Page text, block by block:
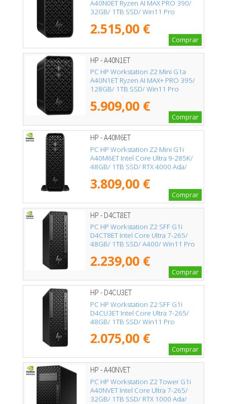
A40N0ET Ryzen AI MAX PRO 390/
32GB/ 1TB SSD/ Win11 Pro
2.515,00 €
Comprar
HP - A40N1ET
PC HP Workstation Z2 Mini G1a
A40N1ET Ryzen AI MAX+ PRO 395/
128GB/ 1TB SSD/ Win11 Pro
5.909,00 €
Comprar
HP - A40M6ET
PC HP Workstation Z2 Mini G1i
A40M6ET Intel Core Ultra 9-285K/
48GB/ 1TB SSD/ RTX 4000 Ada/
3.809,00 €
Comprar
HP - D4CT8ET
PC HP Workstation Z2 SFF G1i
D4CT8ET Intel Core Ultra 7-265/
48GB/ 1TB SSD/ A400/ Win11 Pro
2.239,00 €
Comprar
HP - D4CU3ET
PC HP Workstation Z2 SFF G1i
D4CU3ET Intel Core Ultra 7-265/
48GB/ 1TB SSD/ Win11 Pro
2.075,00 €
Comprar
HP - A40NVET
PC HP Workstation Z2 Tower G1i
A40NVET Intel Core Ultra 7-265/
32GB/ 1TB SSD/ RTX 1000 Ada/